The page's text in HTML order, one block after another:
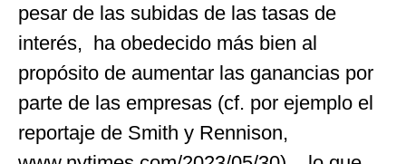
pesar de las subidas de las tasas de
interés, ha obedecido más bien al
propósito de aumentar las ganancias por
parte de las empresas (cf. por ejemplo el
reportaje de Smith y Rennison,